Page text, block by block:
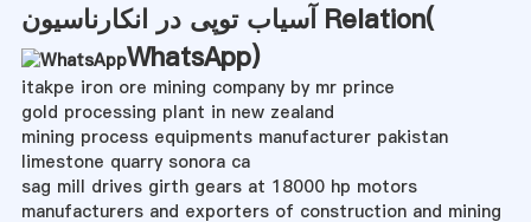
آسیاب توپی در انکارناسیون Relation(
WhatsApp)
itakpe iron ore mining company by mr prince
gold processing plant in new zealand
mining process equipments manufacturer pakistan
limestone quarry sonora ca
sag mill drives girth gears at 18000 hp motors
manufacturers and exporters of construction and mining